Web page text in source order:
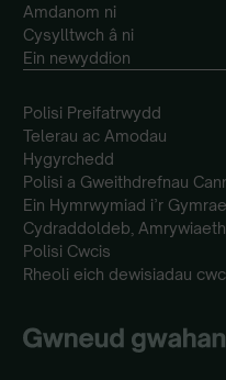
Amdanom ni
Cysylltwch â ni
Ein newyddion
Polisi Preifatrwydd
Telerau ac Amodau
Hygyrchedd
Polisi a Gweithdrefnau
Ein Hymrwymiad i’r
Cydraddoldeb,
Polisi Cwcis
Rheoli eich dewisiadau